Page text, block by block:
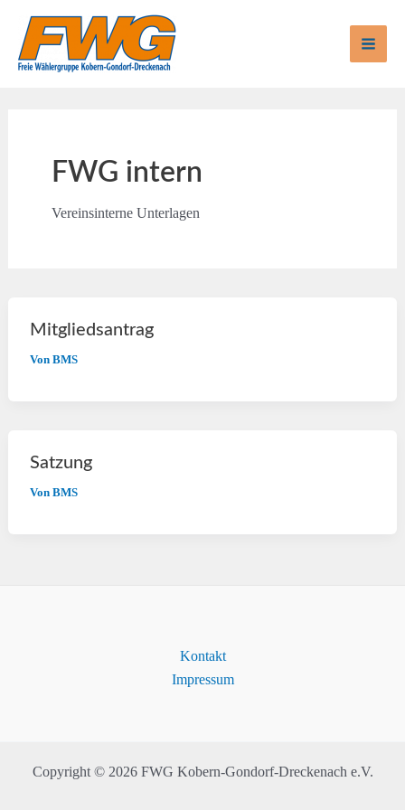
Inhalt
springen
Main
FWG intern
Vereinsinterne Unterlagen
Mitgliedsantrag
Von BMS
Satzung
Von BMS
Kontakt
Impressum
Copyright © 2026 FWG Kobern-Gondorf-Dreckenach e.V.